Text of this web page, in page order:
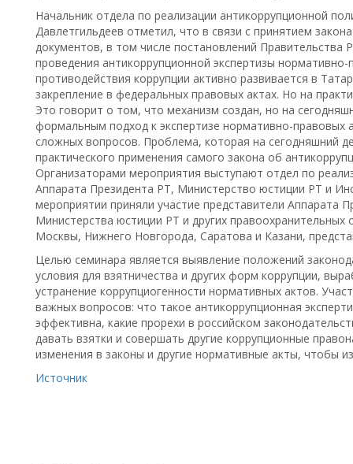
Начальник отдела по реализации антикоррупционной
Давлетгильдеев отметил, что в связи с принятием
документов, в том числе постановлений Правительства
проведения антикоррупционной экспертизы
противодействия коррупции активно развивается в
закрепление в федеральных правовых актах. Но на
Это говорит о том, что механизм создан, но на
формальным подход к экспертизе нормативно-правовых
сложных вопросов. Проблема, которая на сегодняшний
практического применения самого закона об
Организаторами мероприятия выступают отдел по
Аппарата Президента РТ, Министерство юстиции РТ и
мероприятии приняли участие представители Аппарата
Министерства юстиции РТ и других
Москвы, Нижнего Новгорода, Саратова и Казани,
Целью семинара является выявление положений
условия для взятничества и других форм коррупции,
устранение коррупциогенности нормативных актов.
важных вопросов: что такое антикоррупционная
эффективна, какие прорехи в российском
давать взятки и совершать другие коррупционные
изменения в законы и другие нормативные акты, чтобы
Источник